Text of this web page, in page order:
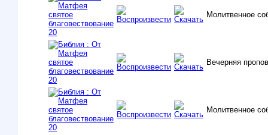
Молитвенное
Вечерняя
Молитвенное